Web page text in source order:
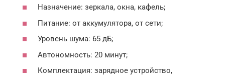
Назначение: зеркала, окна, кафель;
Питание: от аккумулятора, от сети;
Уровень шума: 65 дБ;
Автономность: 20 минут;
Комплектация: зарядное устройство,